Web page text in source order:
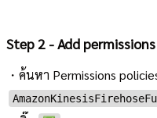
Step 2 - Add permissions
・ค้นหา Permissions